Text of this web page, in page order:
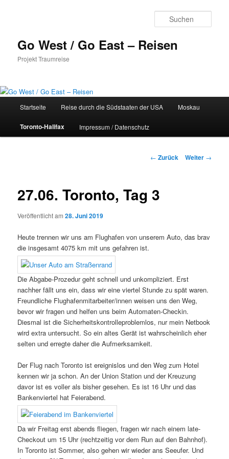
Go West / Go East – Reisen
Projekt Traumreise
Startseite Reise durch die Südstaaten der USA Moskau
Toronto-Halifax Impressum / Datenschutz
Beitragsnavigation
← Zurück Weiter →
27.06. Toronto, Tag 3
Veröffentlicht am28. Juni 2019
Heute trennen wir uns am Flughafen von unserem Auto, das brav
die insgesamt 4075 km mit uns gefahren ist.
Die Abgabe-Prozedur geht schnell und unkompliziert. Erst
nachher fällt uns ein, dass wir eine viertel Stunde zu spät waren.
Freundliche Flughafenmitarbeiter/innen weisen uns den Weg,
bevor wir fragen und helfen uns beim Automaten-Checkin.
Diesmal ist die Sicherheitskontrolleproblemlos, nur mein Netbook
wird extra untersucht. So ein altes Gerät ist wahrscheinlich eher
selten und erregte daher die Aufmerksamkeit.
Der Flug nach Toronto ist ereignislos und den Weg zum Hotel
kennen wir ja schon. An der Union Station und der Kreuzung
davor ist es voller als bisher gesehen. Es ist 16 Uhr und das
Bankenviertel hat Feierabend.
Da wir Freitag erst abends fliegen, fragen wir nach einem late-
Checkout um 15 Uhr (rechtzeitig vor dem Run auf den Bahnhof).
In Toronto ist Sommer, also gehen wir wieder ans Seeufer. Und